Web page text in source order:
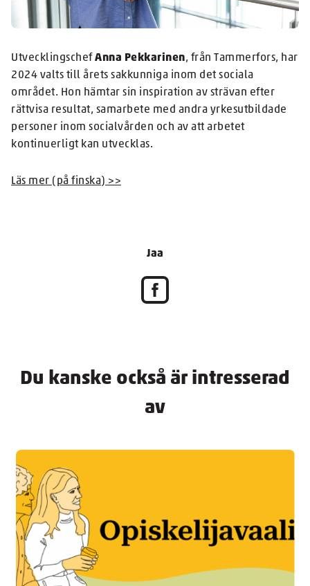
UtvecklingschefAnna Pekkarinen, från Tammerfors, har
2024 valts till årets sakkunniga inom det sociala
området. Hon hämtar sin inspiration av strävan efter
rättvisa resultat, samarbete med andra yrkesutbildade
personer inom socialvården och av att arbetet
kontinuerligt kan utvecklas.
Läs mer (på finska) >>
Jaa
Du kanske också är intresserad
av